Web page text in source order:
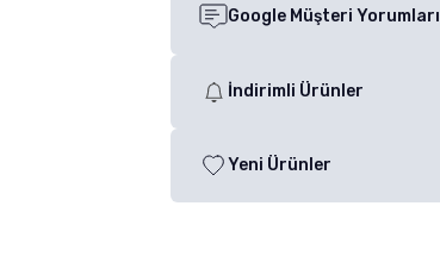
Google Müşteri Yorumları
İndirimli Ürünler
Yeni Ürünler